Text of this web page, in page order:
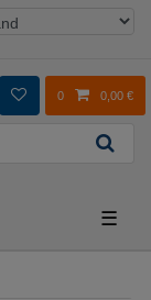
0 0,00 €
☰